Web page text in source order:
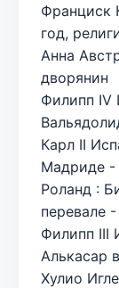
Франциск
год,
Анна
дворянин
Филипп IV
Карл II
Мадриде -
Роланд :
перевале
Филипп III
Алькасар
Хулио